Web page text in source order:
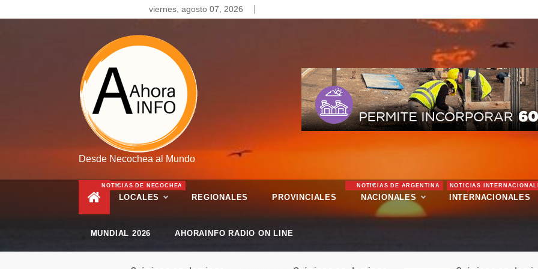
to
viernes, agosto 07, 2026
Desde Necochea al Mundo
LOCALES
NOTICIAS DE NECOCHEA
REGIONALES PROVINCIALES NACIONALES
NOTICIAS DE ARGENTINA
INTERNACIONALES
NOTICIAS
MUNDIAL 2026 AHORAINFO RADIO ON LINE